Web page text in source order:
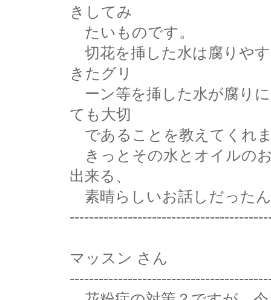
きしてみ
たいものです。
切花を挿した水は腐りや
きたグリ
ーン等を挿した水が腐り
ても大切
であることを教えてくれ
きっとその水とオイルの
出来る、
素晴らしいお話しだった
マッスン さん